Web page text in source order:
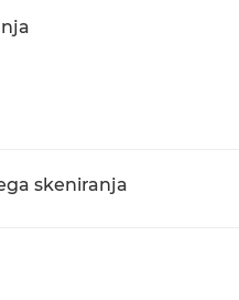
skeniranja